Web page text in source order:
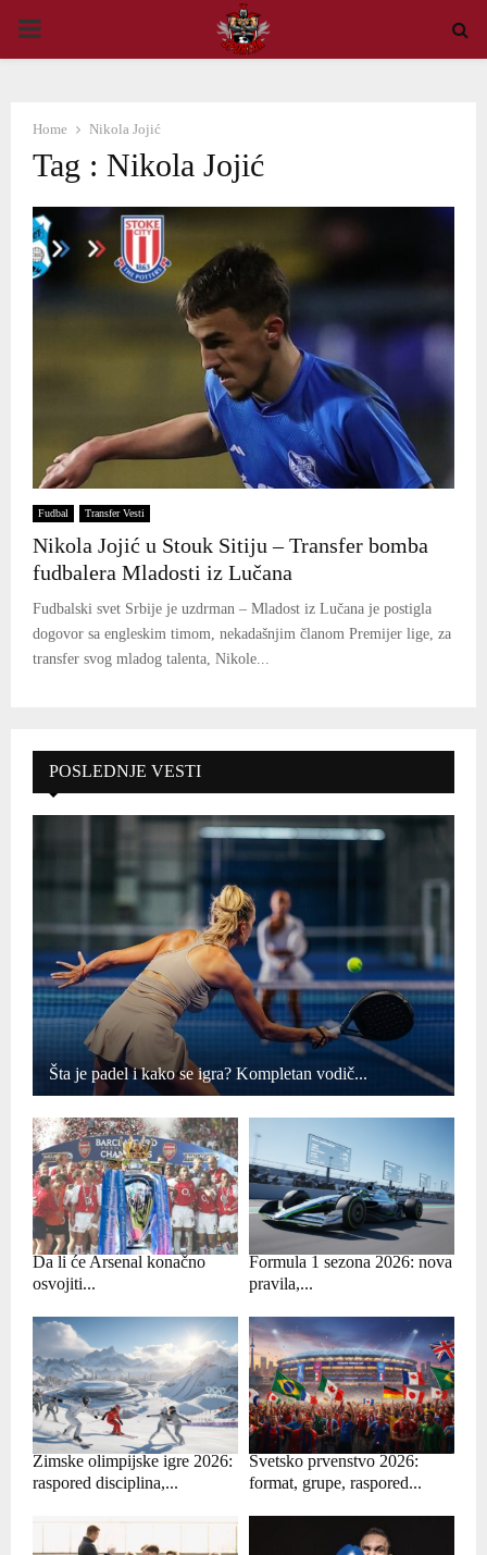
PRIMARY
Home Nikola Jojić
Tag : Nikola Jojić
Fudbal Transfer Vesti
Nikola Jojić u Stouk Sitiju – Transfer bomba
fudbalera Mladosti iz Lučana
Fudbalski svet Srbije je uzdrman – Mladost iz Lučana je postigla
dogovor sa engleskim timom, nekadašnjim članom Premijer lige, za
transfer svog mladog talenta, Nikole...
POSLEDNJE VESTI
Šta je padel i kako se igra? Kompletan vodič...
Da li će Arsenal konačno
osvojiti...
Formula 1 sezona 2026: nova
pravila,...
Zimske olimpijske igre 2026:
raspored disciplina,...
Svetsko prvenstvo 2026:
format, grupe, raspored...